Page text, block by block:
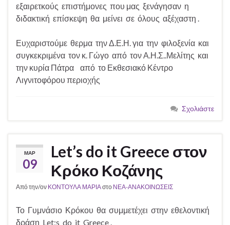
εξαιρετκούς επιστήμονες που μας ξενάγησαν η
διδακτική επίσκεψη θα μείνει σε όλους αξέχαστη .
Ευχαριστούμε θερμα την Δ.Ε.Η. για την φιλοξενία και
συγκεκριμένα τον κ. Γώγο από τον Α.Η.Σ..Μελίτης και
την κυρία Πάτρα από το Εκθεσιακό Κέντρο
Λιγνιτοφόρου περιοχής
Σχολιάστε
ΜΑΡ
09
Let’s do it Greece στον
Κρόκο Κοζάνης
Από την/ον ΚΟΝΤΟΥΛΑ ΜΑΡΙΑστο ΝΕΑ-ΑΝΑΚΟΙΝΩΣΕΙΣ
Το Γυμνάσιο Κρόκου θα συμμετέχει στην εθελοντική
δράση Let;s do it Greece .